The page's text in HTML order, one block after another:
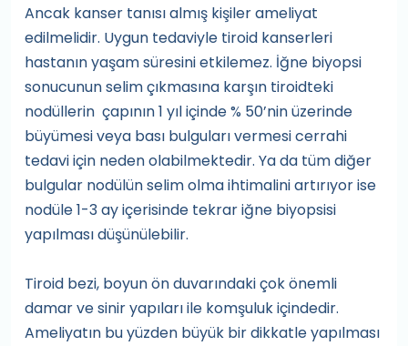
Ancak kanser tanısı almış kişiler ameliyat
edilmelidir. Uygun tedaviyle tiroid kanserleri
hastanın yaşam süresini etkilemez. İğne biyopsi
sonucunun selim çıkmasına karşın tiroidteki
nodüllerin çapının 1 yıl içinde % 50’nin üzerinde
büyümesi veya bası bulguları vermesi cerrahi
tedavi için neden olabilmektedir. Ya da tüm diğer
bulgular nodülün selim olma ihtimalini artırıyor ise
nodüle 1-3 ay içerisinde tekrar iğne biyopsisi
yapılması düşünülebilir.
Tiroid bezi, boyun ön duvarındaki çok önemli
damar ve sinir yapıları ile komşuluk içindedir.
Ameliyatın bu yüzden büyük bir dikkatle yapılması